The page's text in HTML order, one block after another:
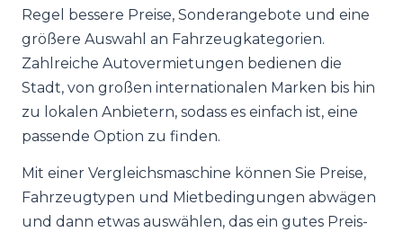
Regel bessere Preise, Sonderangebote und eine
größere Auswahl an Fahrzeugkategorien.
Zahlreiche Autovermietungen bedienen die
Stadt, von großen internationalen Marken bis hin
zu lokalen Anbietern, sodass es einfach ist, eine
passende Option zu finden.
Mit einer Vergleichsmaschine können Sie Preise,
Fahrzeugtypen und Mietbedingungen abwägen
und dann etwas auswählen, das ein gutes Preis-